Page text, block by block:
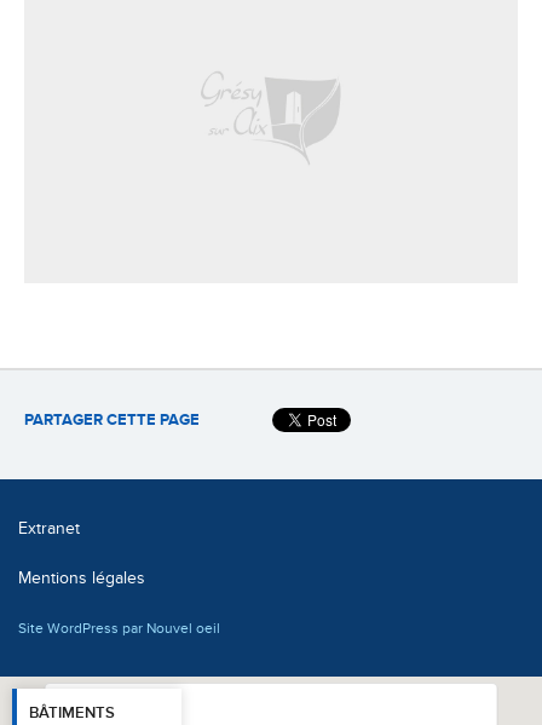
PARTAGER CETTE PAGE
Extranet
Mentions légales
Site WordPress par Nouvel oeil
BÂTIMENTS